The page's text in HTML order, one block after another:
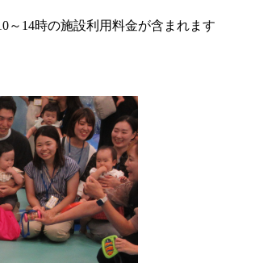
～14時の施設利用料金が含まれます